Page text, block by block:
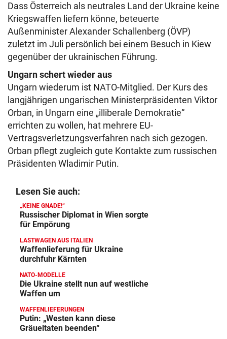
Dass Österreich als neutrales Land der Ukraine keine
Kriegswaffen liefern könne, beteuerte
Außenminister Alexander Schallenberg (ÖVP)
zuletzt im Juli persönlich bei einem Besuch in Kiew
gegenüber der ukrainischen Führung.
Ungarn schert wieder aus
Ungarn wiederum ist NATO-Mitglied. Der Kurs des
langjährigen ungarischen Ministerpräsidenten Viktor
Orban, in Ungarn eine „illiberale Demokratie“
errichten zu wollen, hat mehrere EU-
Vertragsverletzungsverfahren nach sich gezogen.
Orban pflegt zugleich gute Kontakte zum russischen
Präsidenten Wladimir Putin.
Lesen Sie auch:
„KEINE GNADE!“
Russischer Diplomat in Wien sorgte
für Empörung
LASTWAGEN AUS ITALIEN
Waffenlieferung für Ukraine
durchfuhr Kärnten
NATO-MODELLE
Die Ukraine stellt nun auf westliche
Waffen um
WAFFENLIEFERUNGEN
Putin: „Westen kann diese
Gräueltaten beenden“